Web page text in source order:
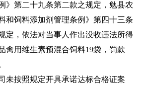
》第二十九条第二款之规定，勉县农
和饲料添加剂管理条例》第四十三条
定，依法对当事人作出没收违法所得
禽用维生素预混合饲料19袋，罚款
未按照规定开具承诺达标合格证案